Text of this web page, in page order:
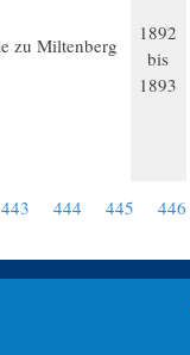
zu Miltenberg
1892
bis
1893
443 444 445 446